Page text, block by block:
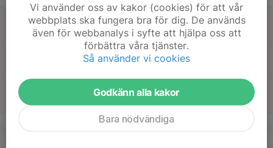
20
Sön
v.17
Vi använder oss av kakor (cookies) för att vår
webbplats ska fungera bra för dig. De används
även för webbanalys i syfte att hjälpa oss att
förbättra våra tjänster.
Så använder vi cookies
Godkänn alla kakor
Bara nödvändiga